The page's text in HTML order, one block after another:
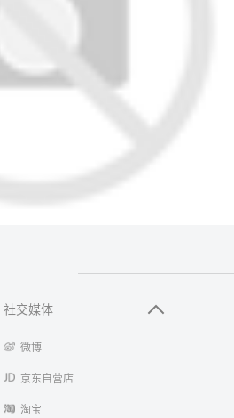
社交媒体
微博
京东自营店
淘宝